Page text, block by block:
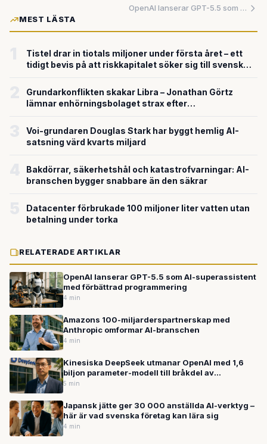
OpenAI lanserar GPT-5.5 som AI-superassistent med förbättrad programmering
MEST LÄSTA
Tistel drar in tiotals miljoner under första året – ett
tidigt bevis på att riskkapitalet söker sig till svensk
Grundarkonflikten skakar Libra – Jonathan Görtz
lämnar enhörningsbolaget strax efter
Voi-grundaren Douglas Stark har byggt hemlig AI-
satsning värd kvarts miljard
Bakdörrar, säkerhetshål och katastrofvarningar: AI-
branschen bygger snabbare än den säkrar
Datacenter förbrukade 100 miljoner liter vatten utan
betalning under torka
RELATERADE ARTIKLAR
OpenAI lanserar GPT-5.5 som AI-superassistent
med förbättrad programmering
4 min
Amazons 100-miljarderspartnerskap med
Anthropic omformar AI-branschen
4 min
Kinesiska DeepSeek utmanar OpenAI med 1,6
biljon parameter-modell till bråkdel av
kostnaden
5 min
Japansk jätte ger 30 000 anställda AI-verktyg –
här är vad svenska företag kan lära sig
4 min